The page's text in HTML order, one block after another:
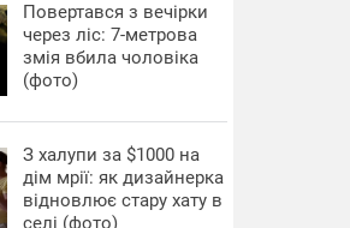
Повертався з вечірки
через ліс: 7-метрова
змія вбила чоловіка
(фото)
З халупи за $1000 на
дім мрії: як дизайнерка
відновлює стару хату в
селі (фото)